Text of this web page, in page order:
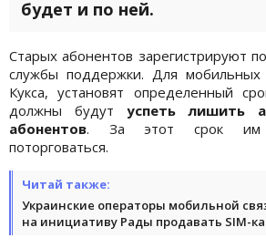
будет и по ней.
Старых абонентов зарегистрируют
службы поддержки. Для мобильных
Кукса, установят определенный
должны будут успеть лишить
абонентов. За этот срок им
поторговаться.
Читай также:
Украинские операторы мобильной
на инициативу Рады продавать SIM-